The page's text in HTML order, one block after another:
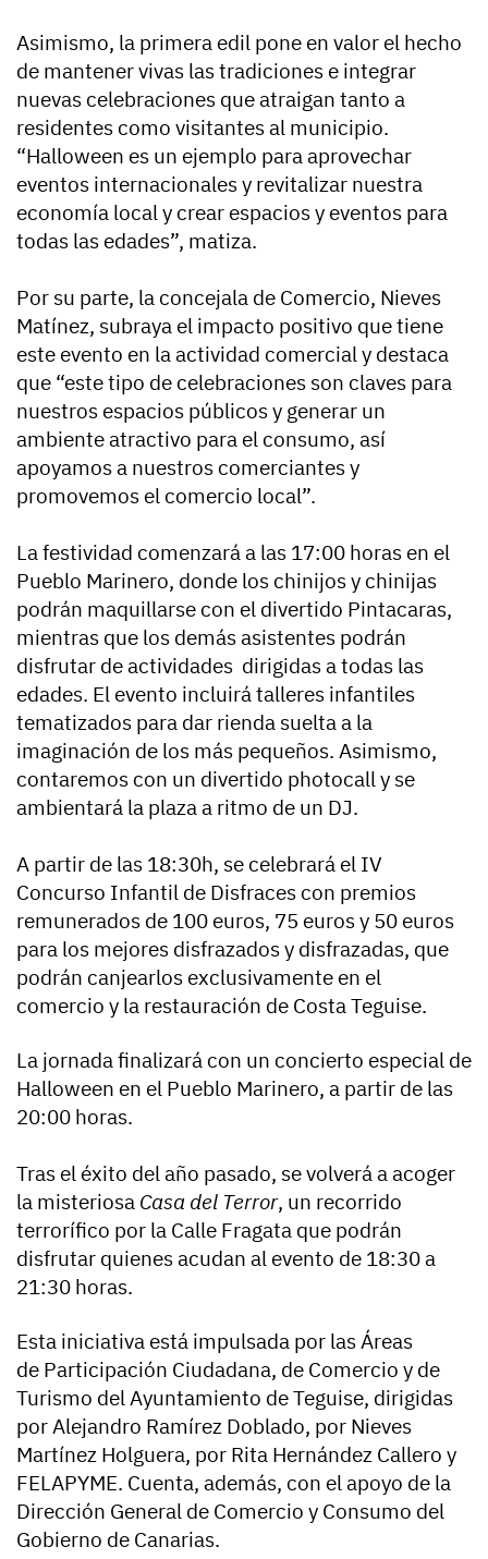
Asimismo, la primera edil pone en valor el hecho
de mantener vivas las tradiciones e integrar
nuevas celebraciones que atraigan tanto a
residentes como visitantes al municipio.
“Halloween es un ejemplo para aprovechar
eventos internacionales y revitalizar nuestra
economía local y crear espacios y eventos para
todas las edades”, matiza.
Por su parte, la concejala de Comercio, Nieves
Matínez, subraya el impacto positivo que tiene
este evento en la actividad comercial y destaca
que “este tipo de celebraciones son claves para
nuestros espacios públicos y generar un
ambiente atractivo para el consumo, así
apoyamos a nuestros comerciantes y
promovemos el comercio local”.
La festividad comenzará a las 17:00 horas en el
Pueblo Marinero, donde los chinijos y chinijas
podrán maquillarse con el divertido Pintacaras,
mientras que los demás asistentes podrán
disfrutar de actividades dirigidas a todas las
edades. El evento incluirá talleres infantiles
tematizados para dar rienda suelta a la
imaginación de los más pequeños. Asimismo,
contaremos con un divertido photocall y se
ambientará la plaza a ritmo de un DJ.
A partir de las 18:30h, se celebrará el IV
Concurso Infantil de Disfraces con premios
remunerados de 100 euros, 75 euros y 50 euros
para los mejores disfrazados y disfrazadas, que
podrán canjearlos exclusivamente en el
comercio y la restauración de Costa Teguise.
La jornada finalizará con un concierto especial de
Halloween en el Pueblo Marinero, a partir de las
20:00 horas.
Tras el éxito del año pasado, se volverá a acoger
la misteriosa Casa del Terror, un recorrido
terrorífico por la Calle Fragata que podrán
disfrutar quienes acudan al evento de 18:30 a
21:30 horas.
Esta iniciativa está impulsada por las Áreas
de Participación Ciudadana, de Comercio y de
Turismo del Ayuntamiento de Teguise, dirigidas
por Alejandro Ramírez Doblado, por Nieves
Martínez Holguera, por Rita Hernández Callero y
FELAPYME. Cuenta, además, con el apoyo de la
Dirección General de Comercio y Consumo del
Gobierno de Canarias.